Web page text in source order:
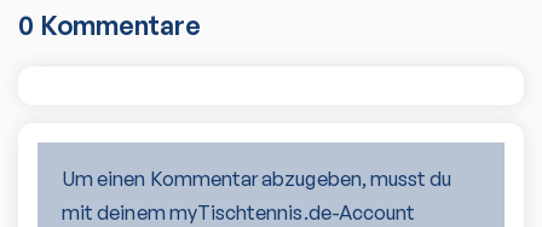
0 Kommentare
Um einen Kommentar abzugeben, musst du
mit deinem myTischtennis.de-Account